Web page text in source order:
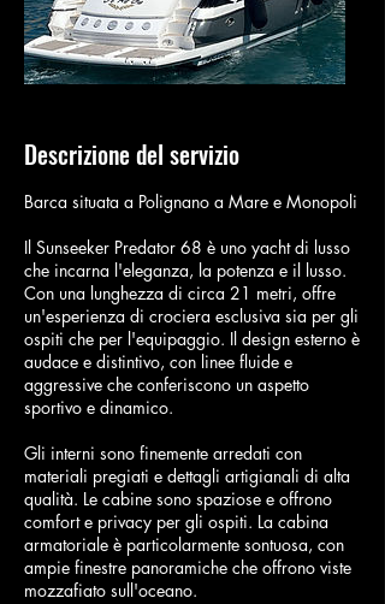
Descrizione del servizio
Barca situata a Polignano a Mare e Monopoli
Il Sunseeker Predator 68 è uno yacht di lusso
che incarna l'eleganza, la potenza e il lusso.
Con una lunghezza di circa 21 metri, offre
un'esperienza di crociera esclusiva sia per gli
ospiti che per l'equipaggio. Il design esterno è
audace e distintivo, con linee fluide e
aggressive che conferiscono un aspetto
sportivo e dinamico.
Gli interni sono finemente arredati con
materiali pregiati e dettagli artigianali di alta
qualità. Le cabine sono spaziose e offrono
comfort e privacy per gli ospiti. La cabina
armatoriale è particolarmente sontuosa, con
ampie finestre panoramiche che offrono viste
mozzafiato sull'oceano.